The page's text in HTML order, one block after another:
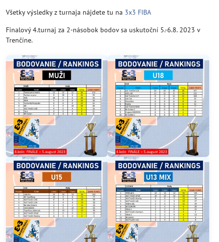
Všetky výsledky z turnaja nájdete tu na 3x3 FIBA
Finalový 4.turnaj za 2-násobok bodov sa uskutoční 5.-6.8. 2023 v
Trenčíne.